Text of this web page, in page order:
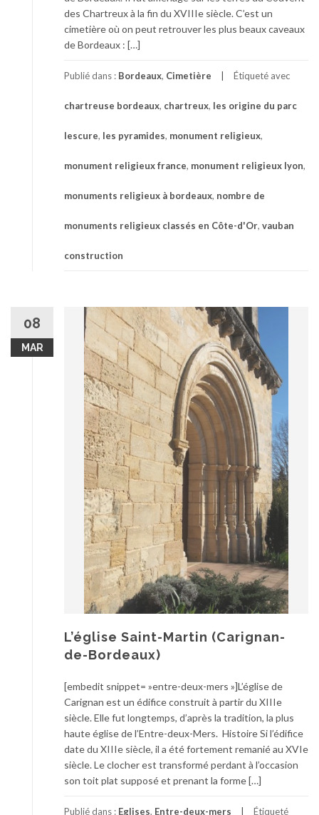
des Chartreux à la fin du XVIIIe siècle. C’est un
cimetière où on peut retrouver les plus beaux caveaux
de Bordeaux : […]
Publié dans : Bordeaux, Cimetière Étiqueté avec
chartreuse bordeaux, chartreux, les origine du parc
lescure, les pyramides, monument religieux,
monument religieux france, monument religieux lyon,
monuments religieux à bordeaux, nombre de
monuments religieux classés en Côte-d'Or, vauban
construction
08
MAR
L’église Saint-Martin (Carignan-
de-Bordeaux)
[embedit snippet= »entre-deux-mers »]L’église de
Carignan est un édifice construit à partir du XIIIe
siècle. Elle fut longtemps, d’après la tradition, la plus
haute église de l’Entre-deux-Mers. Histoire Si l’édifice
date du XIIIe siècle, il a été fortement remanié au XVIe
siècle. Le clocher est transformé perdant à l’occasion
son toit plat supposé et prenant la forme […]
Publié dans : Eglises, Entre-deux-mers Étiqueté